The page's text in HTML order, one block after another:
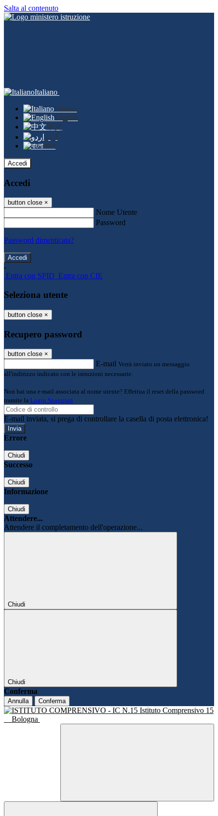
Salta al contenuto
Italiano
Italiano
English
中文
اردو
বাংলা
Accedi
Accedi
button close ×
Nome Utente
Password
Password dimenticata?
-
Entra con SPID Entra con CIE
Seleziona utente
button close ×
Recupero password
button close ×
E-mail Verrà inviato un messaggio
all'indirizzo indicato con le istruzioni necessarie.
Non hai una e-mail associata al nome utente? Effettua il reset della password
tramite la Login Spaggiari
E-mail inviata, si prega di controllare la casella di posta elettronica!
Errore
Chiudi
Successo
Chiudi
Informazione
Chiudi
Attendere...
Attendere il completamento dell'operazione...
Chiudi
Chiudi
Conferma
Annulla Conferma
Istituto Comprensivo 15
Bologna